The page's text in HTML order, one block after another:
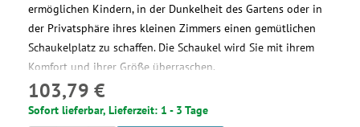
ermöglichen Kindern, in der Dunkelheit des Gartens oder in
der Privatsphäre ihres kleinen Zimmers einen gemütlichen
Schaukelplatz zu schaffen. Die Schaukel wird Sie mit ihrem
Komfort und ihrer Größe überraschen.
103,79 €
Sofort lieferbar, Lieferzeit: 1 - 3 Tage